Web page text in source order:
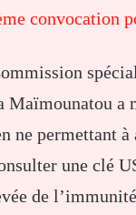
convocation
Maïmounatou a
ne permettant
une clé
de